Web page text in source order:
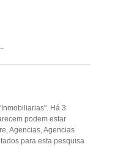
Há 3
podem estar
Agencias, Agencias
para esta pesquisa